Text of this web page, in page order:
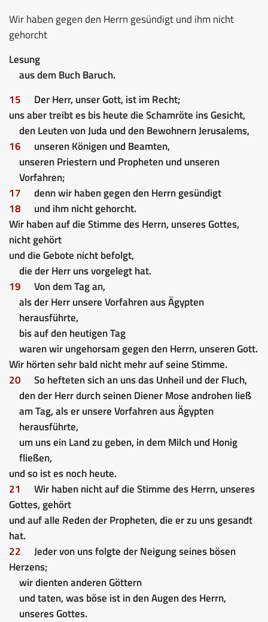
Wir haben gegen den Herrn gesündigt und ihm nicht
gehorcht
Lesung
aus dem Buch Baruch.
15
Der Herr, unser Gott, ist im Recht;
uns aber treibt es bis heute die Schamröte ins Gesicht,
den Leuten von Juda und den Bewohnern Jerusalems,
16
unseren Königen und Beamten,
unseren Priestern und Propheten und unseren
Vorfahren;
17
denn wir haben gegen den Herrn gesündigt
18
und ihm nicht gehorcht.
Wir haben auf die Stimme des Herrn, unseres Gottes,
nicht gehört
und die Gebote nicht befolgt,
die der Herr uns vorgelegt hat.
19
Von dem Tag an,
als der Herr unsere Vorfahren aus Ägypten
herausführte,
bis auf den heutigen Tag
waren wir ungehorsam gegen den Herrn, unseren Gott.
Wir hörten sehr bald nicht mehr auf seine Stimme.
20
So hefteten sich an uns das Unheil und der Fluch,
den der Herr durch seinen Diener Mose androhen ließ
am Tag, als er unsere Vorfahren aus Ägypten
herausführte,
um uns ein Land zu geben, in dem Milch und Honig
fließen,
und so ist es noch heute.
21
Wir haben nicht auf die Stimme des Herrn, unseres
Gottes, gehört
und auf alle Reden der Propheten, die er zu uns gesandt
hat.
22
Jeder von uns folgte der Neigung seines bösen
Herzens;
wir dienten anderen Göttern
und taten, was böse ist in den Augen des Herrn,
unseres Gottes.